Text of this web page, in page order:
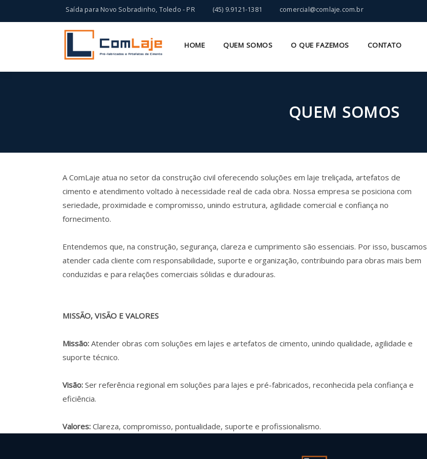
Saída para Novo Sobradinho, Toledo - PR (45) 9.9121-1381 comercial@comlaje.com.br
HOME QUEM SOMOS O QUE FAZEMOS CONTATO
QUEM SOMOS
A ComLaje atua no setor da construção civil oferecendo soluções em laje treliçada, artefatos de
cimento e atendimento voltado à necessidade real de cada obra. Nossa empresa se posiciona com
seriedade, proximidade e compromisso, unindo estrutura, agilidade comercial e confiança no
fornecimento.
Entendemos que, na construção, segurança, clareza e cumprimento são essenciais. Por isso, buscamos
atender cada cliente com responsabilidade, suporte e organização, contribuindo para obras mais bem
conduzidas e para relações comerciais sólidas e duradouras.
MISSÃO, VISÃO E VALORES
Missão: Atender obras com soluções em lajes e artefatos de cimento, unindo qualidade, agilidade e
suporte técnico.
Visão: Ser referência regional em soluções para lajes e pré-fabricados, reconhecida pela confiança e
eficiência.
Valores: Clareza, compromisso, pontualidade, suporte e profissionalismo.